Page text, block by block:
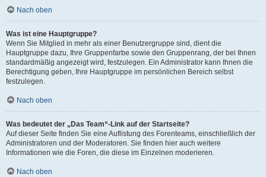
Nach oben
Was ist eine Hauptgruppe?
Wenn Sie Mitglied in mehr als einer Benutzergruppe sind, dient die
Hauptgruppe dazu, Ihre Gruppenfarbe sowie den Gruppenrang, der bei Ihnen
standardmäßig angezeigt wird, festzulegen. Ein Administrator kann Ihnen die
Berechtigung geben, Ihre Hauptgruppe im persönlichen Bereich selbst
festzulegen.
Nach oben
Was bedeutet der „Das Team“-Link auf der Startseite?
Auf dieser Seite finden Sie eine Auflistung des Forenteams, einschließlich der
Administratoren und der Moderatoren. Sie finden hier auch weitere
Informationen wie die Foren, die diese im Einzelnen moderieren.
Nach oben